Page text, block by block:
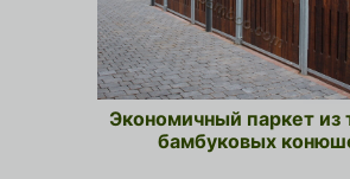
Экономичный паркет из
бамбуковых